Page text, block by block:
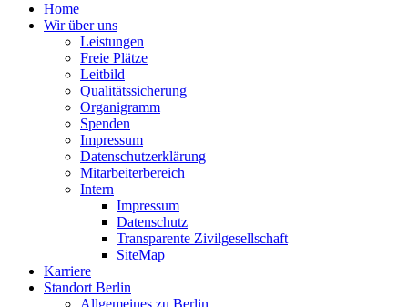
Home
Wir über uns
Leistungen
Freie Plätze
Leitbild
Qualitätssicherung
Organigramm
Spenden
Impressum
Datenschutzerklärung
Mitarbeiterbereich
Intern
Impressum
Datenschutz
Transparente Zivilgesellschaft
SiteMap
Karriere
Standort Berlin
Allgemeines zu Berlin